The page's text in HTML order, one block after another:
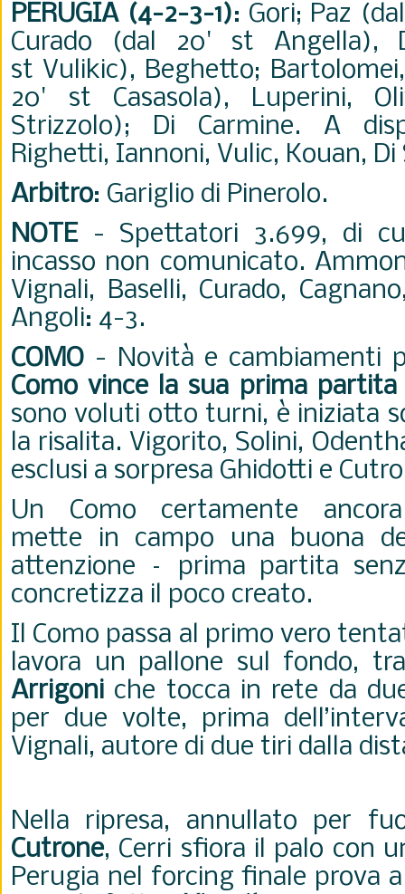
PERUGIA (4-2-3-1): Gori; Paz
Curado (dal 20' st Angella),
st Vulikic), Beghetto;
20' st Casasola), Luperini,
Strizzolo); Di Carmine. A
Righetti, Iannoni, Vulic, Kouan, Di
Arbitro: Gariglio di Pinerolo.
NOTE - Spettatori 3.699, di
incasso non comunicato.
Vignali, Baselli, Curado,
Angoli: 4-3.
COMO - Novità e cambiamenti
Como vince la sua prima
sono voluti otto turni, è iniziata
la risalita. Vigorito, Solini,
esclusi a sorpresa Ghidotti e
Un Como certamente
mette in campo una buona
attenzione – prima partita
concretizza il poco creato.
Il Como passa al primo vero
lavora un pallone sul fondo,
Arrigoni che tocca in rete da
per due volte, prima
Vignali, autore di due tiri dalla
Nella ripresa, annullato per
Cutrone, Cerri sfiora il palo con
Perugia nel forcing finale prova